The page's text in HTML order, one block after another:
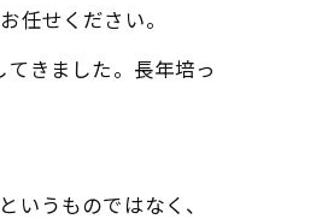
任せください。
きました。長年培っ
うものではなく、